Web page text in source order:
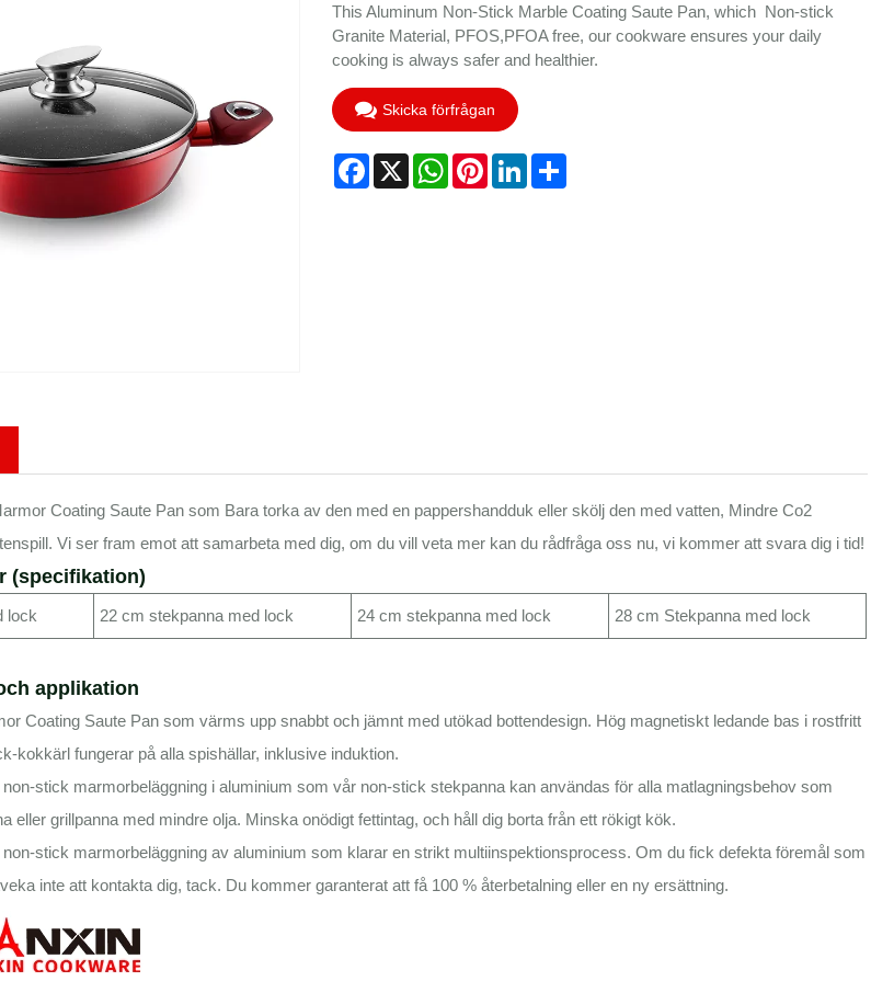
This Aluminum Non-Stick Marble Coating Saute Pan, which Non-stick
Granite Material, PFOS,PFOA free, our cookware ensures your daily
cooking is always safer and healthier.
Skicka förfrågan
Facebook
X WhatsAppPinterestLinkedInShare
Coating Saute Pan som Bara torka av den med en pappershandduk eller skölj den med vatten, Mindre Co2
Vi ser fram emot att samarbeta med dig, om du vill veta mer kan du rådfråga oss nu, vi kommer att svara dig i tid!
(specifikation)
lock 22 cm stekpanna med lock 24 cm stekpanna med lock 28 cm Stekpanna med lock
applikation
Coating Saute Pan som värms upp snabbt och jämnt med utökad bottendesign. Hög magnetiskt ledande bas i rostfritt
kokkärl fungerar på alla spishällar, inklusive induktion.
stick marmorbeläggning i aluminium som vår non-stick stekpanna kan användas för alla matlagningsbehov som
eller grillpanna med mindre olja. Minska onödigt fettintag, och håll dig borta från ett rökigt kök.
stick marmorbeläggning av aluminium som klarar en strikt multiinspektionsprocess. Om du fick defekta föremål som
inte att kontakta dig, tack. Du kommer garanterat att få 100 % återbetalning eller en ny ersättning.